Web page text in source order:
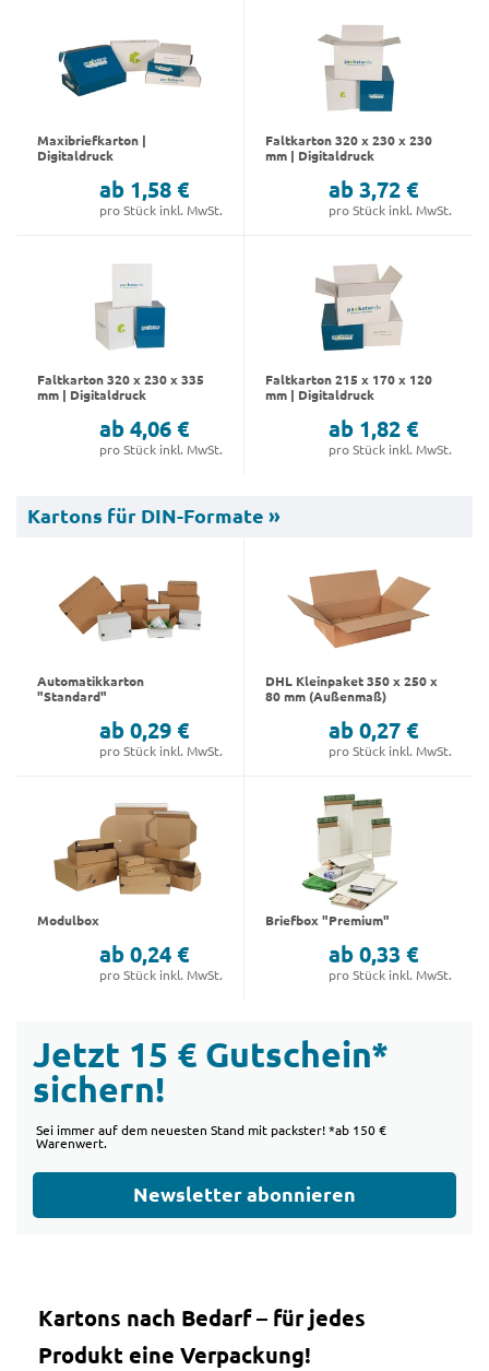
Maxibriefkarton |
Digitaldruck
ab 1,58 €
pro Stück inkl. MwSt.
Faltkarton 320 x 230 x 230
mm | Digitaldruck
ab 3,72 €
pro Stück inkl. MwSt.
Faltkarton 320 x 230 x 335
mm | Digitaldruck
ab 4,06 €
pro Stück inkl. MwSt.
Faltkarton 215 x 170 x 120
mm | Digitaldruck
ab 1,82 €
pro Stück inkl. MwSt.
Kartons für DIN-Formate »
Automatikkarton
"Standard"
ab 0,29 €
pro Stück inkl. MwSt.
DHL Kleinpaket 350 x 250 x
80 mm (Außenmaß)
ab 0,27 €
pro Stück inkl. MwSt.
Modulbox
ab 0,24 €
pro Stück inkl. MwSt.
Briefbox "Premium"
ab 0,33 €
pro Stück inkl. MwSt.
Jetzt 15 € Gutschein*
sichern!
Sei immer auf dem neuesten Stand mit packster! *ab 150 €
Warenwert.
Newsletter abonnieren
Kartons nach Bedarf – für jedes
Produkt eine Verpackung!